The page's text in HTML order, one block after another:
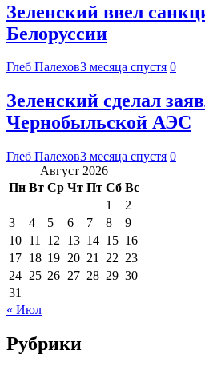
Зеленский ввел
Белоруссии
Глеб Палехов3 месяца спустя 0
Зеленский сделал
Чернобыльской АЭС
Глеб Палехов3 месяца спустя 0
Август 2026
Пн Вт Ср Чт Пт Сб Вс
1
2
3
4 5 6 7 8
9
10 11 12 13 14 15 16
17 18 19 20 21 22 23
24 25 26 27 28 29 30
31
« Июл
Рубрики